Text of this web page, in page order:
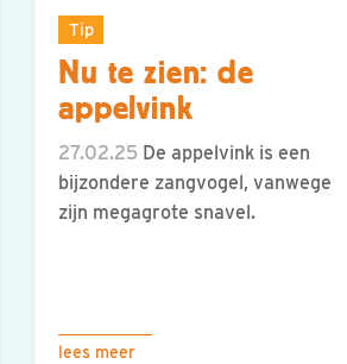
Tip
Nu te zien: de
appelvink
27.02.25 De appelvink is een
bijzondere zangvogel, vanwege
zijn megagrote snavel.
lees meer